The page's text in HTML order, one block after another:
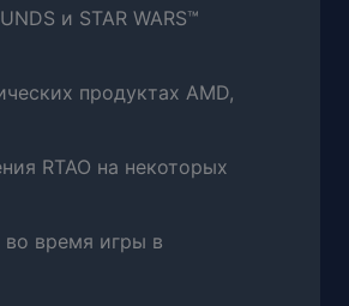
и STAR WARS™
продуктах AMD,
RTAO на некоторых
во время игры в